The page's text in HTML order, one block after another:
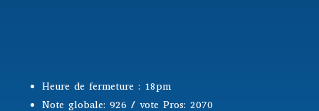
Heure de fermeture : 18pm
Note globale: 926 / vote Pros: 2070